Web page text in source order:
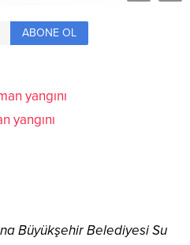
ABONE OL
yangını
Büyükşehir Belediyesi Su